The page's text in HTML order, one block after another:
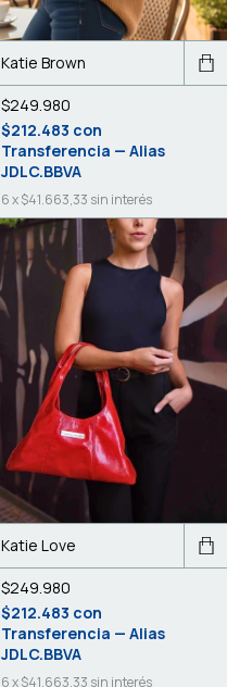
Katie Brown
$249.980
$212.483 con
Transferencia — Alias
JDLC.BBVA
6x$41.663,33 sin interés
Katie Love
$249.980
$212.483 con
Transferencia — Alias
JDLC.BBVA
6x$41.663,33 sin interés